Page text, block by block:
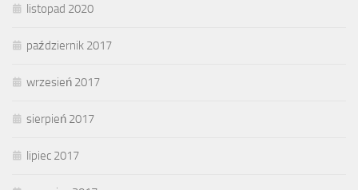
listopad 2020
październik 2017
wrzesień 2017
sierpień 2017
lipiec 2017